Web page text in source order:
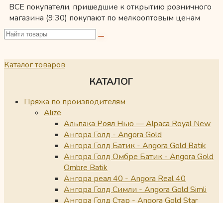
ВСЕ покупатели, пришедшие к открытию розничного
магазина (9:30) покупают по мелкооптовым ценам
Каталог товаров
КАТАЛОГ
Пряжа по производителям
Alize
Альпака Роял Нью — Alpaca Royal New
Ангора Голд - Angora Gold
Ангора Голд Батик - Angora Gold Batik
Ангора Голд Омбре Батик - Angora Gold
Ombre Batik
Ангора реал 40 - Angora Real 40
Ангора Голд Симли - Angora Gold Simli
Ангора Голд Стар - Angora Gold Star